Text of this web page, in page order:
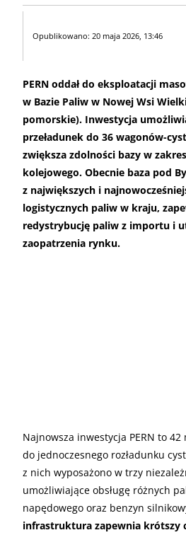
Opublikowano: 20 maja 2026, 13:46
PERN oddał do eksploatacji
w Bazie Paliw w Nowej Wsi
pomorskie). Inwestycja
przeładunek do 36 wagonów-
zwiększa zdolności bazy w
kolejowego. Obecnie baza pod
z największych i
logistycznych paliw w kraju,
redystrybucję paliw z importu i
zaopatrzenia rynku.
Najnowsza inwestycja PERN to
do jednoczesnego rozładunku
z nich wyposażono w trzy
umożliwiające obsługę różnych
napędowego oraz benzyn
infrastruktura zapewnia krótszy